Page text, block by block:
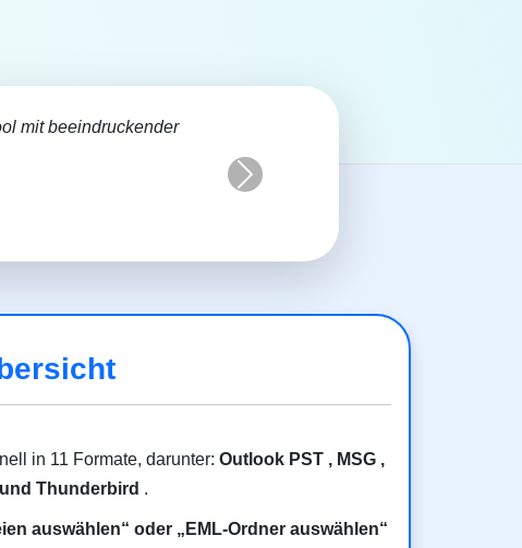
mit beeindruckender
Nächste
in 11 Formate, darunter: Outlook PST , MSG ,
und Thunderbird .
auswählen“ oder „EML-Ordner auswählen“